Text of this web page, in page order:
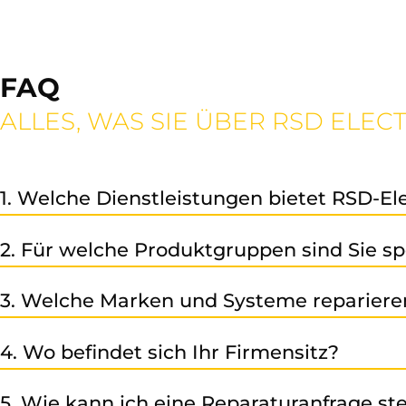
FAQ
ALLES, WAS SIE ÜBER RSD
1. Welche Dienstleistungen bietet RSD-
Industrieelektronik an.
2. Für welche Produktgruppen sind Sie
3. Welche Marken und Systeme
welche in der Automatisierung eingesetzt werden –
4. Wo befindet sich Ihr Firmensitz?